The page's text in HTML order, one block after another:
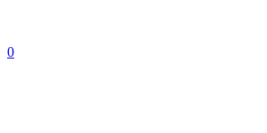
0